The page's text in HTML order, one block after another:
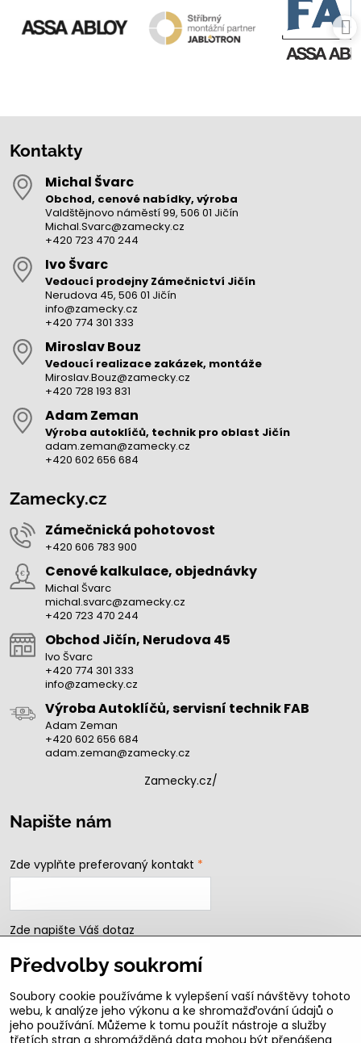
Kontakty
Michal Švarc
Obchod, cenové nabídky, výroba
Valdštějnovo náměstí 99, 506 01 Jičín
Michal.Svarc@zamecky.cz
+420 723 470 244
Ivo Švarc
Vedoucí prodejny Zámečnictví Jičín
Nerudova 45, 506 01 Jičín
info@zamecky.cz
+420 774 301 333
Miroslav Bouz
Vedoucí realizace zakázek, montáže
Miroslav.Bouz@zamecky.cz
+420 728 193 831
Adam Zeman
Výroba autoklíčů, technik pro oblast Jičín
adam.zeman@zamecky.cz
+420 602 656 684
Zamecky.cz
Zámečnická pohotovost
+420 606 783 900
Cenové kalkulace, objednávky
Michal Švarc
michal.svarc@zamecky.cz
+420 723 470 244
Obchod Jičín, Nerudova 45
Ivo Švarc
+420 774 301 333
info@zamecky.cz
Výroba Autoklíčů, servisní technik FAB
Adam Zeman
+420 602 656 684
adam.zeman@zamecky.cz
Zamecky.cz/
Napište nám
Zde vyplňte preferovaný kontakt *
Zde napište Váš dotaz
Předvolby soukromí
Soubory cookie používáme k vylepšení vaší návštěvy tohoto
webu, k analýze jeho výkonu a ke shromažďování údajů o
jeho používání. Můžeme k tomu použít nástroje a služby
třetích stran a shromážděná data mohou být přenášena